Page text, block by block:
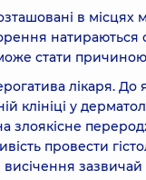
в
стати причиною
лікаря.
клініці у
злоякісне
провести
висічення